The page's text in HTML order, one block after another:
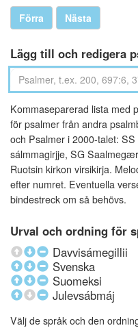
Förra Nästa
Lägg till och redigera
Kommaseparerad lista med
för psalmer från andra
och Psalmer i 2000-talet:
sálmmagirjje, SG
Ruotsin kirkon virsikirja.
efter numret. Eventuella
bindestreck om så behövs.
Urval och ordning för
Davvisámegillii
Svenska
Suomeksi
Julevsábmáj
Välj de språk och den